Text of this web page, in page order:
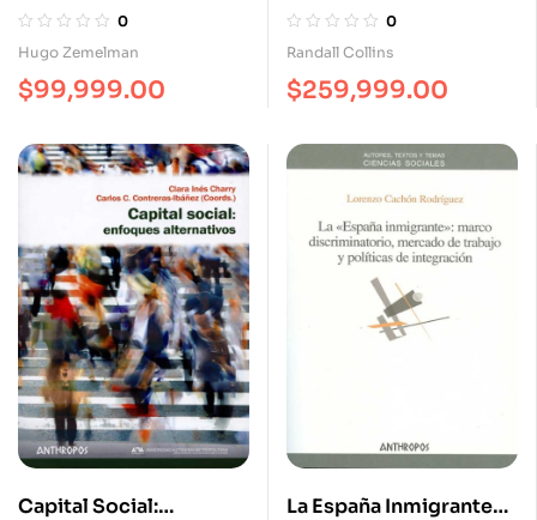
Razón III. El Orden Del
Movimiento
0
Hugo Zemelman
$99,999.00
Interacción
0
Randall Collins
$259,999.00
Capital Social:
La España Inmigrante